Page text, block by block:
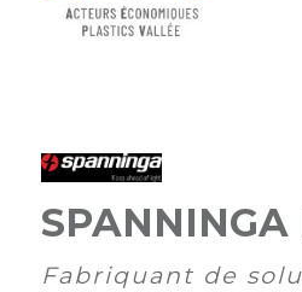
ASSOCIATION
et
Devenir
SPANNINGA
Fabriquant de